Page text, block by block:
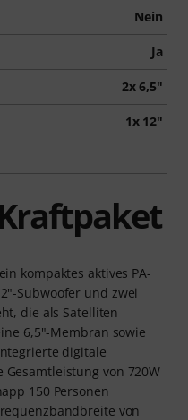
Nein
Ja
2x 6,5"
1x 12"
kompaktes aktives PA-
Subwoofer und zwei
die als Satelliten
6,5"-Membran sowie
digitale
von 720W
150 Personen
von